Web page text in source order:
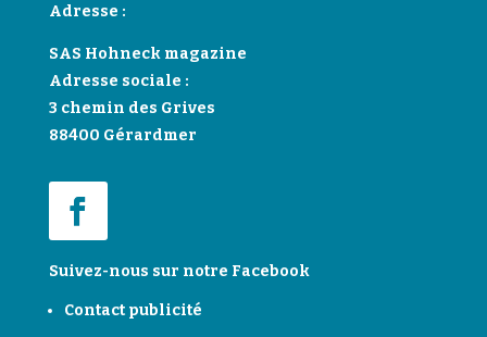
Adresse :
SAS Hohneck magazine
Adresse sociale :
3 chemin des Grives
88400 Gérardmer
Suivez-nous sur notre Facebook
Contact publicité